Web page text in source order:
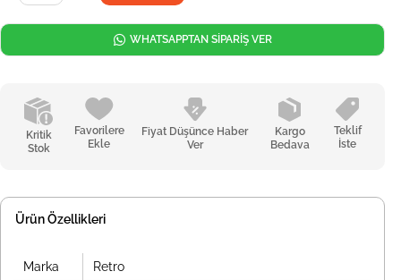
Kritik
Stok
Favorilere
Ekle
Fiyat Düşünce Haber
Ver
Kargo
Bedava
Teklif
İste
WHATSAPPTAN SİPARİŞ VER
Ürün Özellikleri
Marka Retro